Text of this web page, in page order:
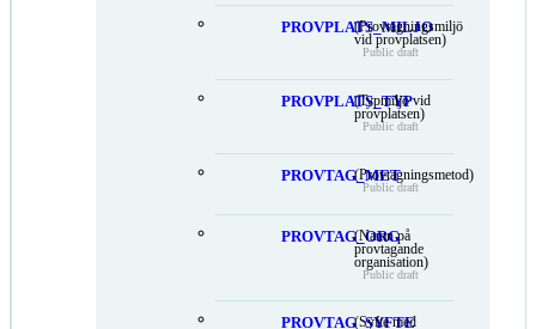
PROVPLATS_MILJO
(Provtagningsmiljö
vid provplatsen)
Public draft
PROVPLATS_TYP
(Typmiljö vid
provplatsen)
Public draft
PROVTAG_MET(Provtagningsmetod)
Public draft
PROVTAG_ORG
(Namn på
provtagande
organisation)
Public draft
PROVTAG_SYFTE
(Syfte med